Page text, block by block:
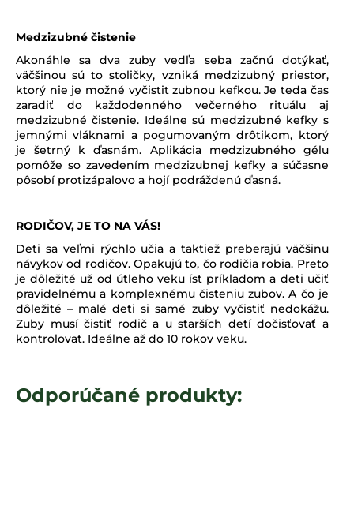
Medzizubné čistenie
Akonáhle sa dva zuby vedľa seba začnú dotýkať,
väčšinou sú to stoličky, vzniká medzizubný priestor,
ktorý nie je možné vyčistiť zubnou kefkou. Je teda čas
zaradiť do každodenného večerného rituálu aj
medzizubné čistenie. Ideálne sú medzizubné kefky s
jemnými vláknami a pogumovaným drôtikom, ktorý
je šetrný k ďasnám. Aplikácia medzizubného gélu
pomôže so zavedením medzizubnej kefky a súčasne
pôsobí protizápalovo a hojí podráždenú ďasná.
RODIČOV, JE TO NA VÁS!
Deti sa veľmi rýchlo učia a taktiež preberajú väčšinu
návykov od rodičov. Opakujú to, čo rodičia robia. Preto
je dôležité už od útleho veku ísť príkladom a deti učiť
pravidelnému a komplexnému čisteniu zubov. A čo je
dôležité – malé deti si samé zuby vyčistiť nedokážu.
Zuby musí čistiť rodič a u starších detí dočisťovať a
kontrolovať. Ideálne až do 10 rokov veku.
Odporúčané produkty: